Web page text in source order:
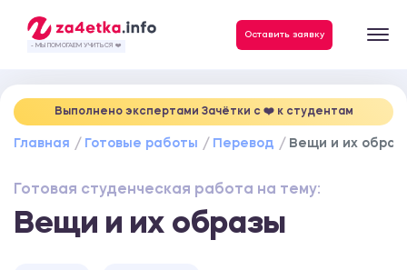
- МЫ ПОМОГАЕМ УЧИТЬСЯ ❤️
Оставить заявку
Выполнено экспертами Зачётки c ❤️ к студентам
Главная Готовые работы Перевод Вещи и их
Готовая студенческая работа на тему:
Вещи и их образы